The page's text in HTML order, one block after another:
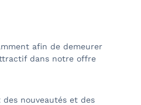
afin de demeurer
dans notre offre
des nouveautés et des